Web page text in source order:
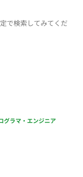
で検索してみてくだ
グラマ・エンジニア